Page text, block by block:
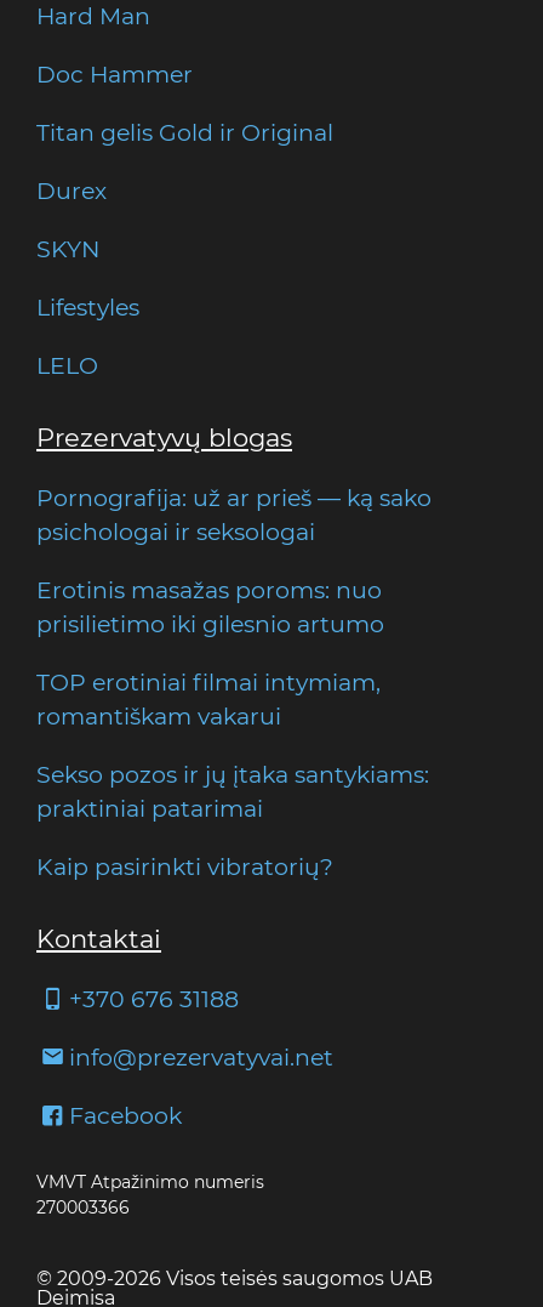
Hard Man
Doc Hammer
Titan gelis Gold ir Original
Durex
SKYN
Lifestyles
LELO
Prezervatyvų blogas
Pornografija: už ar prieš — ką sako
psichologai ir seksologai
Erotinis masažas poroms: nuo
prisilietimo iki gilesnio artumo
TOP erotiniai filmai intymiam,
romantiškam vakarui
Sekso pozos ir jų įtaka santykiams:
praktiniai patarimai
Kaip pasirinkti vibratorių?
Kontaktai
+370 676 31188
info@prezervatyvai.net
Facebook
VMVT Atpažinimo numeris
270003366
© 2009-2026 Visos teisės saugomos UAB
Deimisa